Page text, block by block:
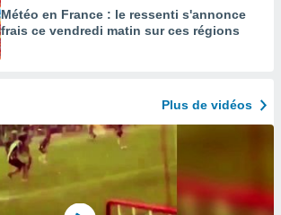
Météo en France : le ressenti s'annonce
frais ce vendredi matin sur ces régions
Plus de vidéos